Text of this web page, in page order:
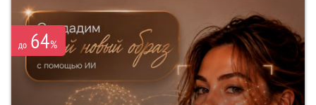
до 64%